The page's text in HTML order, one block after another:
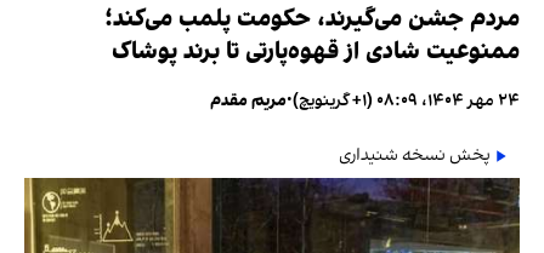
مردم جشن می‌گیرند، حکومت پلمب می‌کند؛
ممنوعیت شادی از قهوه‌پارتی تا برند پوشاک
۲۴ مهر ۱۴۰۴، ۰۸:۰۹ (‎+۱ گرینویچ) •مریم مقدم
پخش نسخه شنیداری